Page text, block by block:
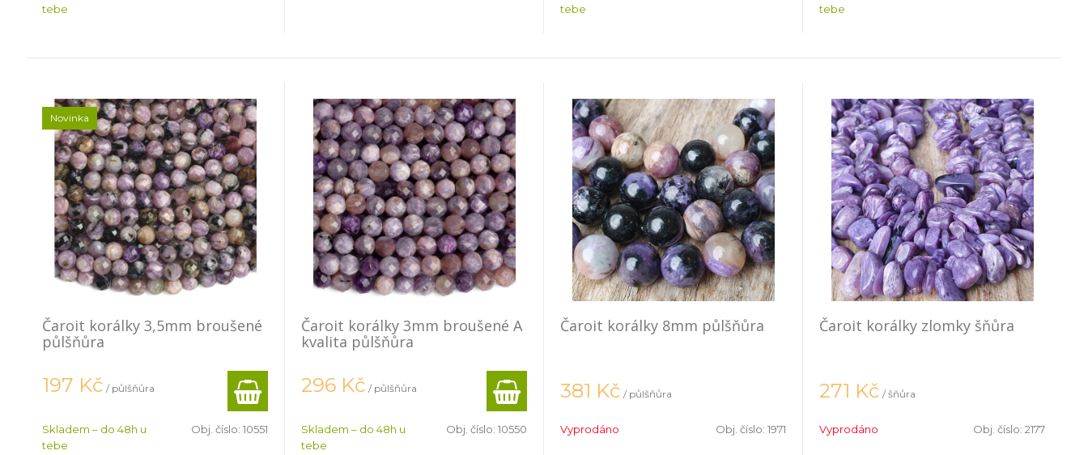
tebe
tebe
tebe
Čaroit korálky 3,5mm broušené
půlšňůra
Novinka
197 Kč / půlšňůra
Skladem – do 48h u
tebe
Obj. číslo: 10551
Čaroit korálky 3mm broušené A
kvalita půlšňůra
296 Kč / půlšňůra
Skladem – do 48h u
tebe
Obj. číslo: 10550
Čaroit korálky 8mm půlšňůra
381 Kč / půlšňůra
Vyprodáno Obj. číslo: 1971
Čaroit korálky zlomky šňůra
271 Kč / šňůra
Vyprodáno Obj. číslo: 2177